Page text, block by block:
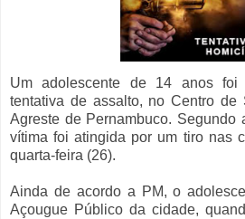
Um adolescente de 14 anos foi
tentativa de assalto, no Centro
Agreste de Pernambuco. Segundo
vítima foi atingida por um tiro nas
quarta-feira (26).
Ainda de acordo a PM, o
Açougue Público da cidade,